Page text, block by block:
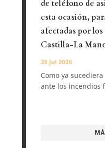
de teléfono de
esta ocasión,
afectadas por
Castilla-La
28 Jul 2026
Como ya
ante los incendios